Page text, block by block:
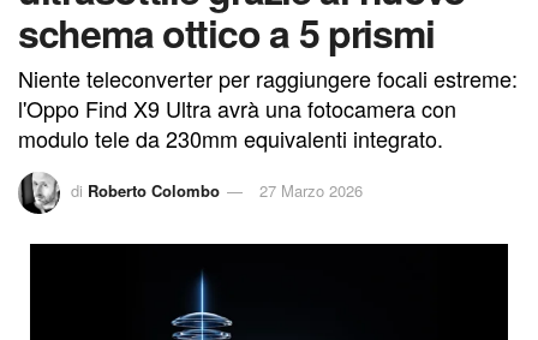
schema ottico a 5 prismi
Niente teleconverter per raggiungere focali estreme:
l'Oppo Find X9 Ultra avrà una fotocamera con
modulo tele da 230mm equivalenti integrato.
di Roberto Colombo 27 Marzo 2026